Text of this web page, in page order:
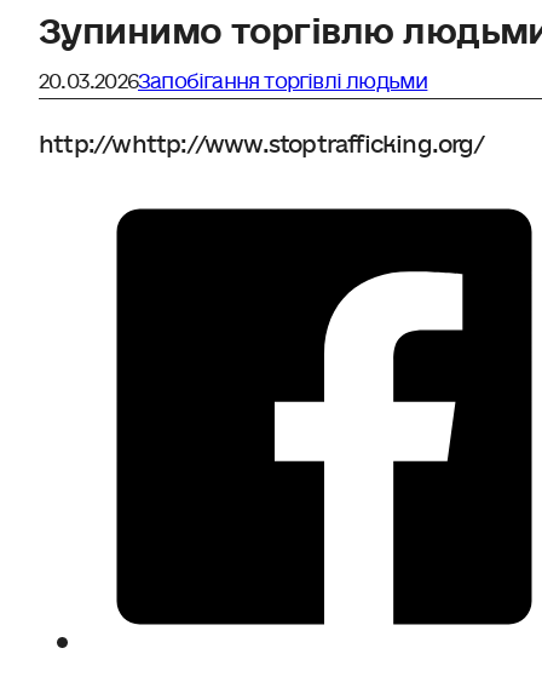
Зупинимо торгівлю
20.03.2026Запобігання торгівлі людьми
http://whttp://www.stoptrafficking.org/